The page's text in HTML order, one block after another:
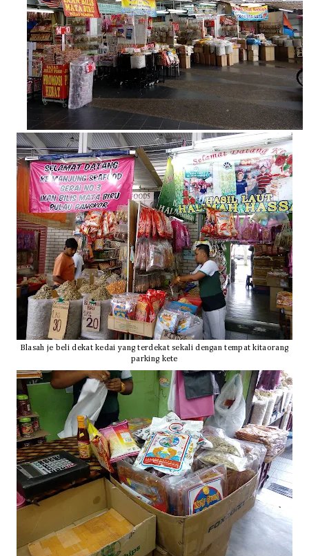
Blasah je beli dekat kedai yang terdekat sekali dengan tempat kitaorang
parking kete